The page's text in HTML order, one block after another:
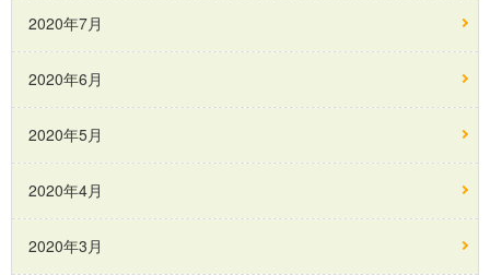
2020年7月
2020年6月
2020年5月
2020年4月
2020年3月